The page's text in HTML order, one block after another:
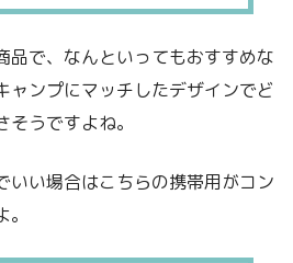
品で、なんといってもおすすめな
ャンプにマッチしたデザインでど
うですよね。
いい場合はこちらの携帯用がコン